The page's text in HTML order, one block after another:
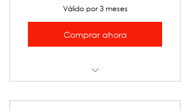
Válido por 3 meses
Comprar ahora